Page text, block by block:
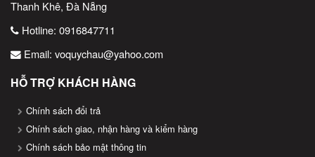
Thanh Khê, Đà Nẵng
Hotline: 0916847711
Email: voquychau@yahoo.com
HỖ TRỢ KHÁCH HÀNG
Chính sách đổi trả
Chính sách giao, nhận hàng và kiểm hàng
Chính sách bảo mật thông tin